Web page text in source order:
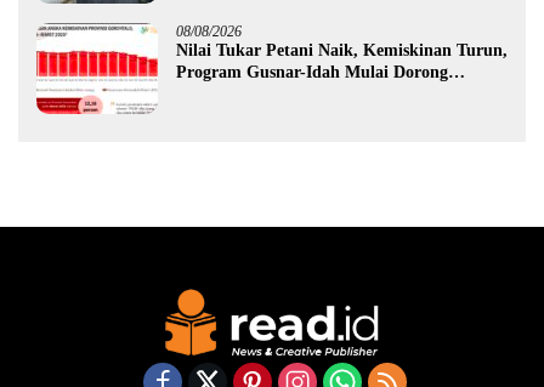
08/08/2026
Nilai Tukar Petani Naik, Kemiskinan Turun,
Program Gusnar-Idah Mulai Dorong